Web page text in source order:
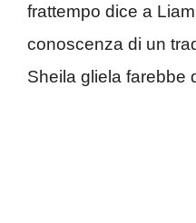
frattempo dice a
conoscenza di un
Sheila gliela farebbe